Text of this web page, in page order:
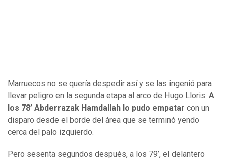
Marruecos no se quería despedir así y se las ingenió para
llevar peligro en la segunda etapa al arco de Hugo Lloris. A
los 78’ Abderrazak Hamdallah lo pudo empatar con un
disparo desde el borde del área que se terminó yendo
cerca del palo izquierdo.
Pero sesenta segundos después, a los 79’, el delantero